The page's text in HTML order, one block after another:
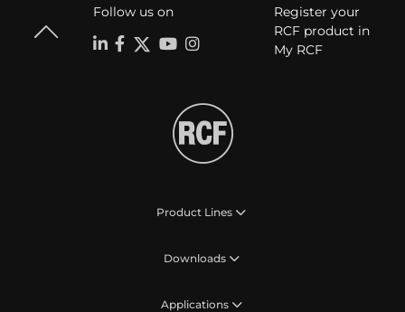
Follow us on
Register your
RCF product in
My RCF
Product Lines
Downloads
Applications